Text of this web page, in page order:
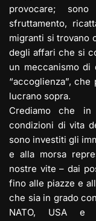
provocare;
sfruttamento,
migranti si trovano
degli affari che si
un meccanismo
“accoglienza”,
lucrano sopra.
Crediamo che
condizioni di vita
sono investiti gli
e alla morsa
nostre vite – dai
fino alle piazze e
che sia in grado
NATO, USA e